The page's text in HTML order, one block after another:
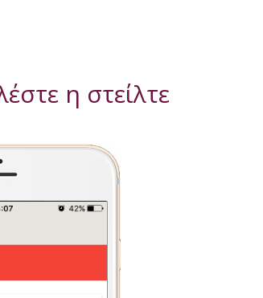
η στείλτε